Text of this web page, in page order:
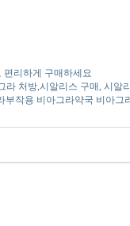
편리하게 구매하세요
처방,시알리스 구매, 시
작용 비아그라약국 비